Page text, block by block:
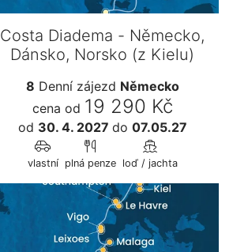
Costa Diadema - Německo,
Dánsko, Norsko (z Kielu)
8 Denní zájezd Německo
cena od 19 290 Kč
od 30. 4. 2027 do 07.05.27
vlastní plná penze loď / jachta